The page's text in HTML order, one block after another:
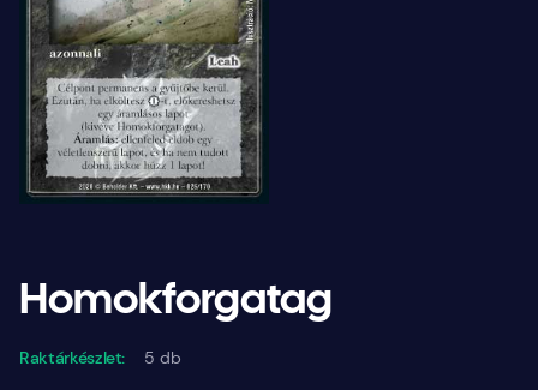
Homokforgatag
Raktárkészlet: 5 db